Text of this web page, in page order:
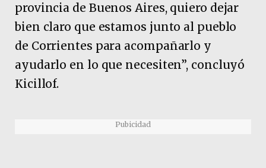
provincia de Buenos Aires, quiero dejar
bien claro que estamos junto al pueblo
de Corrientes para acompañarlo y
ayudarlo en lo que necesiten”, concluyó
Kicillof.
Pubicidad